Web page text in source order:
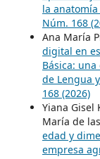
la
Núm. 168
Ana María
digital en
Básica:
de Lengua
168 (2026)
Yiana Gisel
María de
edad y
empresa